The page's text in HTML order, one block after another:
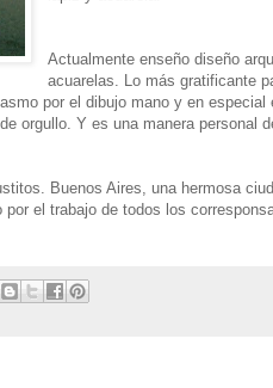
Actualmente enseño diseño
acuarelas. Lo más gratificante
por el dibujo mano y en
orgullo. Y es una manera personal
Buenos Aires, una hermosa
el trabajo de todos los